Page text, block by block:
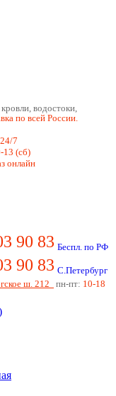
водостоки,
по всей России.
7
13 (сб)
онлайн
90 83 Беспл. по РФ
90 83 С.Петербург
ш. 212
пн-пт: 10-18